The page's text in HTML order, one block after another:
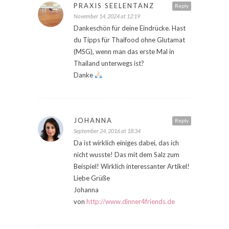
Reply
PRAXIS SEELENTANZ
November 14, 2024 at 12:19
Dankeschön für deine Eindrücke. Hast
du Tipps für Thaifood ohne Glutamat
(MSG), wenn man das erste Mal in
Thailand unterwegs ist?
Danke
Reply
JOHANNA
September 24, 2016 at 18:34
Da ist wirklich einiges dabei, das ich
nicht wusste! Das mit dem Salz zum
Beispiel! Wirklich interessanter Artikel!
Liebe Grüße
Johanna
von http://www.dinner4friends.de